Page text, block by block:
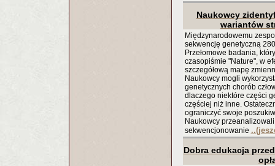
Naukowcy
wariantów
Międzynarodowemu
sekwencję genetyczną
Przełomowe badania,
czasopiśmie "Nature", w
szczegółową mapę
Naukowcy mogli
genetycznych chorób
dlaczego niektóre części
częściej niż inne.
ograniczyć swoje
Naukowcy
sekwencjonowanie
Dobra edukacja